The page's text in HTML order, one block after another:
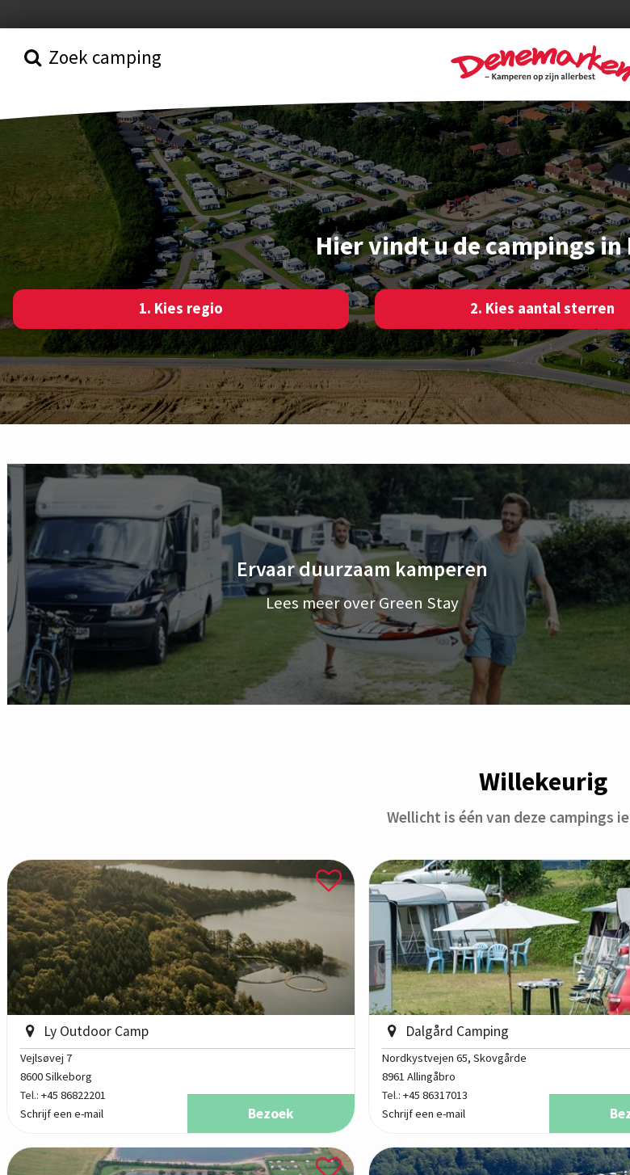
Zoek camping
Hier vindt u de campings in
1. Kies regio 2. Kies aantal sterren
Ervaar duurzaam kamperen
Lees meer over Green Stay
Willekeurig
Wellicht is één van deze campings
Ly Outdoor Camp
Vejlsøvej 7
8600 Silkeborg
Tel.: +45 86822201
Schrijf een e-mail
Bezoek
Dalgård Camping
Nordkystvejen 65, Skovgårde
8961 Allingåbro
Tel.: +45 86317013
Schrijf een e-mail